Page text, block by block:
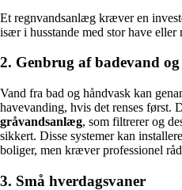
Et regnvandsanlæg kræver en
især i husstande med stor have eller
2. Genbrug af badevand
Vand fra bad og håndvask kan
havevanding, hvis det renses først.
gråvandsanlæg, som filtrerer og
sikkert. Disse systemer kan
boliger, men kræver professionel
3. Små hverdagsvaner